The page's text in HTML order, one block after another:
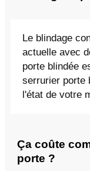
Le blindage
actuelle avec
porte blindée
serrurier porte
l'état de votre
Ça coûte
porte ?